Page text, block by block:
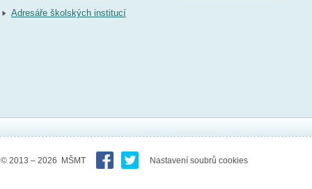
Adresáře školských institucí
© 2013 – 2026 MŠMT Nastavení soubrů cookies